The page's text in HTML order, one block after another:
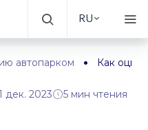
RU
автопарком Как
дек. 2023 5 мин чтения